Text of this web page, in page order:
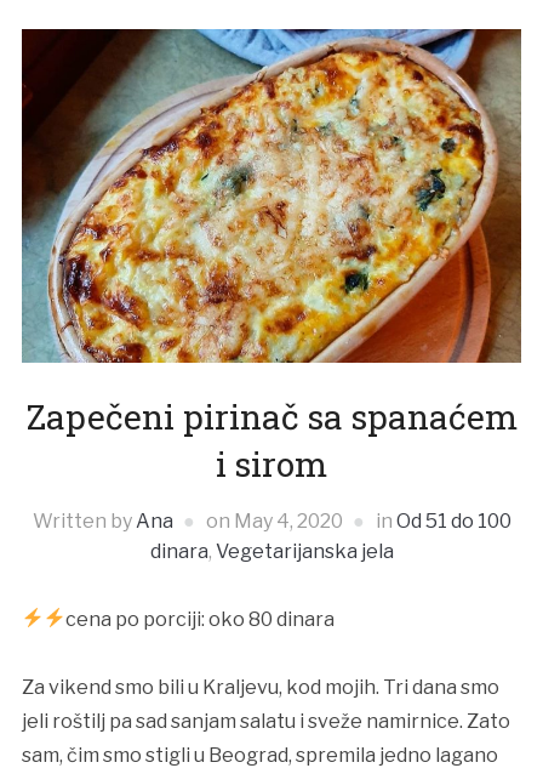
Zapečeni pirinač sa spanaćem
i sirom
Written byAna on May 4, 2020 in Od 51 do 100
dinara, Vegetarijanska jela
cena po porciji: oko 80 dinara
Za vikend smo bili u Kraljevu, kod mojih. Tri dana smo
jeli roštilj pa sad sanjam salatu i sveže namirnice. Zato
sam, čim smo stigli u Beograd, spremila jedno lagano